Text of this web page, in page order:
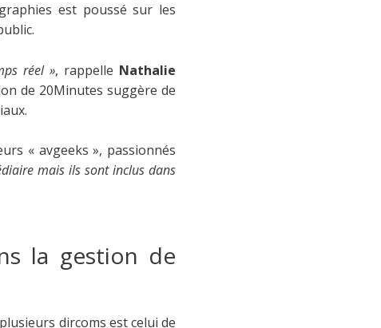
est poussé sur les
réel », rappelle Nathalie
de 20Minutes suggère de
« avgeeks », passionnés
mais ils sont inclus dans
la gestion de
dircoms est celui de